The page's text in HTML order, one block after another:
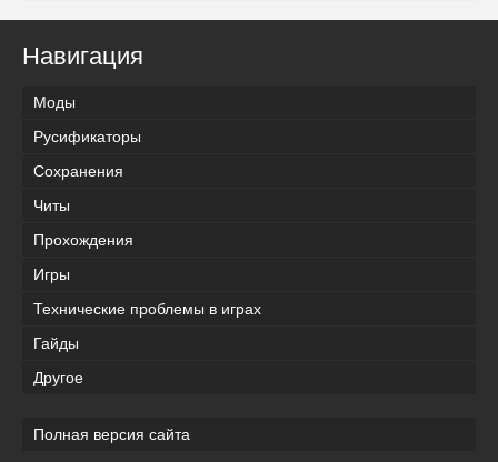
Навигация
Моды
Русификаторы
Сохранения
Читы
Прохождения
Игры
Технические проблемы в играх
Гайды
Другое
Полная версия сайта